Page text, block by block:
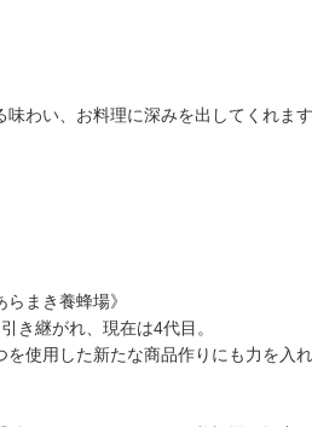
わい、お料理に深みを出してくれます
まき養蜂場》
き継がれ、現在は4代目。
使用した新たな商品作りにも力を入